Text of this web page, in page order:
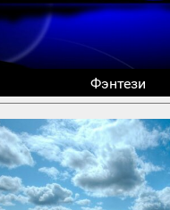
Фэнтези